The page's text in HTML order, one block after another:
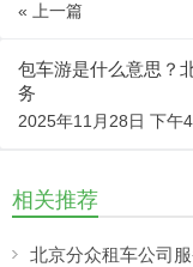
« 上一篇
包车游是什么意思？
务
2025年11月28日 下午
相关推荐